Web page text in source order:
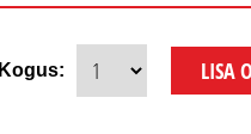
Kogus: